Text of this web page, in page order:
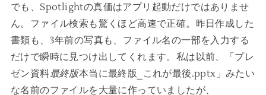
でも、Spotlightの真価はアプリ起動だけではありませ
ん。ファイル検索も驚くほど高速で正確。昨日作成した
書類も、3年前の写真も、ファイル名の一部を入力する
だけで瞬時に見つけ出してくれます。私は以前、「プレ
ゼン資料最終版本当に最終版_これが最後.pptx」みたい
な名前のファイルを大量に作っていましたが、